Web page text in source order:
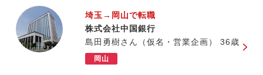
埼玉→岡山で転職
株式会社中国銀行
島田勇樹さん（仮名・営業企画） 36歳
岡山